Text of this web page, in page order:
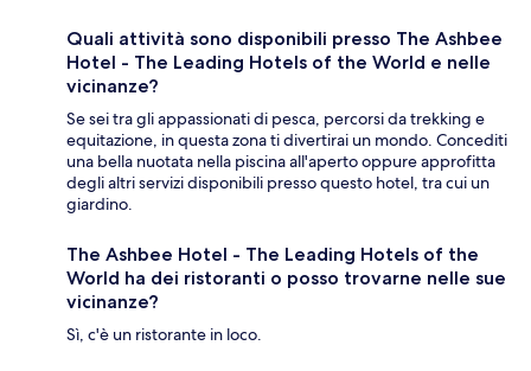
Quali attività sono disponibili presso The Ashbee
Hotel - The Leading Hotels of the World e nelle
vicinanze?
Se sei tra gli appassionati di pesca, percorsi da trekking e
equitazione, in questa zona ti divertirai un mondo. Concediti
una bella nuotata nella piscina all'aperto oppure approfitta
degli altri servizi disponibili presso questo hotel, tra cui un
giardino.
The Ashbee Hotel - The Leading Hotels of the
World ha dei ristoranti o posso trovarne nelle sue
vicinanze?
Sì, c'è un ristorante in loco.